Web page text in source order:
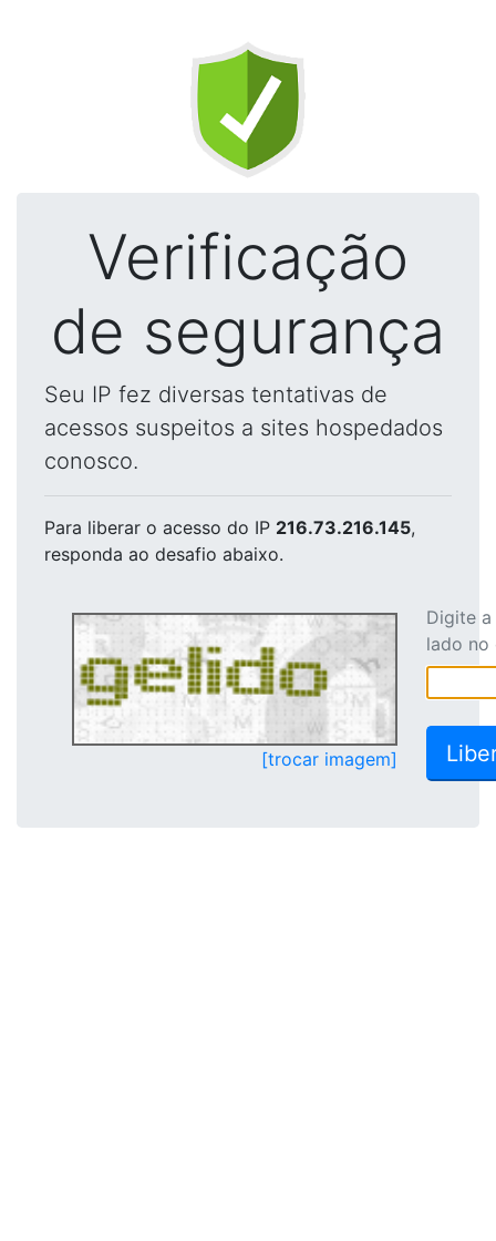
Verificação
de segurança
Seu IP fez diversas tentativas de
acessos suspeitos a sites hospedados
conosco.
Para liberar o acesso do IP 216.73.216.145,
responda ao desafio abaixo.
[trocar imagem]
Digite
lado no